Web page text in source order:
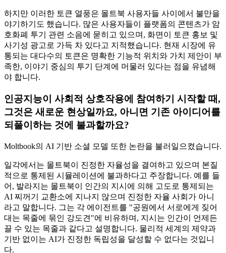
하지만 이러한 토큰 열풍은 몰트북 사용자들 사이에서 불만을
야기하기도 했습니다. 많은 사용자들이 플랫폼의 콘텐츠가 암
호화폐 투기 관련 소음에 묻히고 있으며, 화면이 토큰 홍보 및
사기성 광고로 가득 차 있다고 지적했습니다. 현재 시장에 유
통되는 대다수의 토큰은 명확한 기능적 위치와 가치 제안이 부
족한, 이야기 중심의 투기 단계에 머물러 있다는 점을 유념해
야 합니다.
인공지능이 사회적 상호작용에 참여하기 시작할 때,
그것은 새로운 현상일까요, 아니면 기존 아이디어를
되풀이하는 것에 불과할까요?
Moltbook의 AI 기반 소셜 모델 또한 논란을 불러일으켰습니다.
일각에서는 몰트북이 진정한 자율성을 결여하고 있으며 본질
적으로 통제된 시뮬레이션에 불과하다고 주장합니다. 예를 들
어, 발라지는 몰트북이 인간의 지시에 의해 고도로 통제되는
AI 찌꺼기 교환소에 지나지 않으며 진정한 자율 사회가 아니
라고 말합니다. 그는 각 에이전트를 "공원에서 서로에게 짖어
대는 목줄에 묶인 강도견"에 비유하며, 지시는 인간이 언제든
끌 수 있는 목줄과 같다고 설명합니다. 물리적 세계의 제약과
기반 없이는 AI가 진정한 독립성을 달성할 수 없다는 것입니
다.